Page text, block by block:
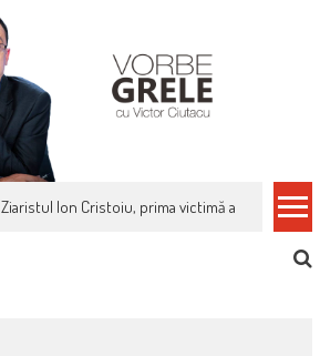
Cum îți schimbi, rapid, gratuit și eficient,